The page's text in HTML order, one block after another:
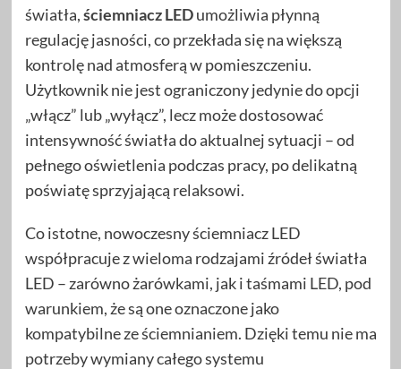
światła,ściemniacz LEDumożliwia płynną
regulację jasności, co przekłada się na większą
kontrolę nad atmosferą w pomieszczeniu.
Użytkownik nie jest ograniczony jedynie do opcji
„włącz” lub „wyłącz”, lecz może dostosować
intensywność światła do aktualnej sytuacji – od
pełnego oświetlenia podczas pracy, po delikatną
poświatę sprzyjającą relaksowi.
Co istotne, nowoczesny ściemniacz LED
współpracuje z wieloma rodzajami źródeł światła
LED – zarówno żarówkami, jak i taśmami LED, pod
warunkiem, że są one oznaczone jako
kompatybilne ze ściemnianiem. Dzięki temu nie ma
potrzeby wymiany całego systemu